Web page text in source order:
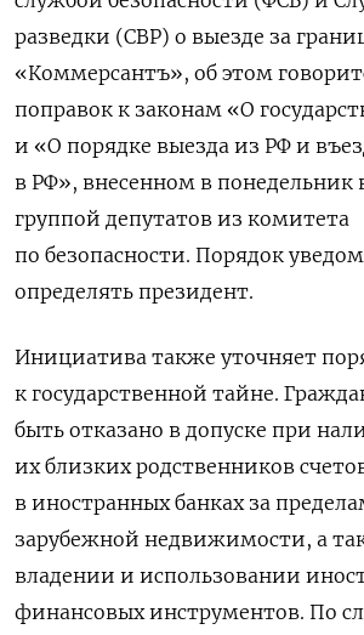
разведки (СВР) о выезде за
«Коммерсантъ», об этом
поправок к законам «О
и «О порядке выезда из РФ и
в РФ», внесенном в понедельник
группой депутатов из комитета
по безопасности. Порядок
определять президент.
Инициатива также уточняет
к государственной тайне.
быть отказано в допуске при
их близких родственников
в иностранных банках за
зарубежной недвижимости, а
владении и использовании
финансовых инструментов. По